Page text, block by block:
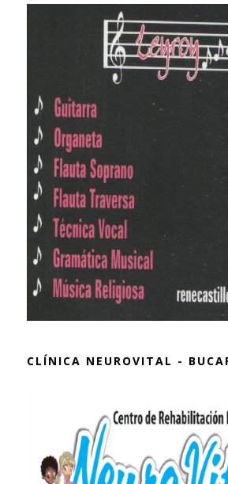
CLÍNICA NEUROVITAL -